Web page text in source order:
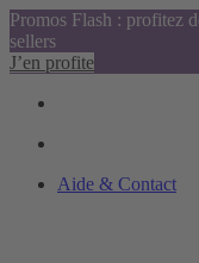
Promos Flash : profitez
sellers
J’en profite
Aide & Contact